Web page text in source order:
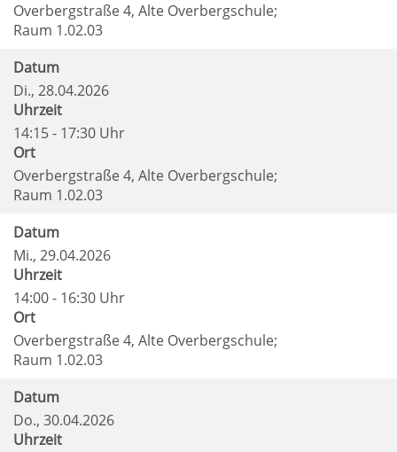
Overbergstraße 4, Alte Overbergschule;
Raum 1.02.03
Datum
Di., 28.04.2026
Uhrzeit
14:15 - 17:30 Uhr
Ort
Overbergstraße 4, Alte Overbergschule;
Raum 1.02.03
Datum
Mi., 29.04.2026
Uhrzeit
14:00 - 16:30 Uhr
Ort
Overbergstraße 4, Alte Overbergschule;
Raum 1.02.03
Datum
Do., 30.04.2026
Uhrzeit